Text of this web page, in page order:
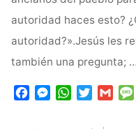
autoridad haces esto?
autoridad?».Jesús les
también una pregunta; …
M
W
G